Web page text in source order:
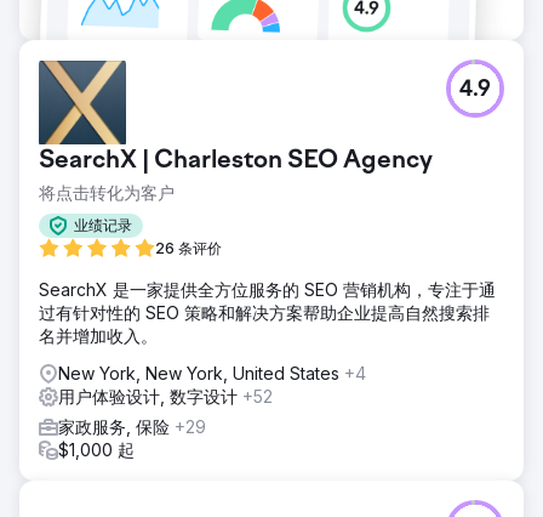
SearchX | Charleston SEO Agency
将点击转化为客户
业绩记录
26 条评价
4.9
SearchX 是一家提供全方位服务的 SEO 营销机构，专注于通
过有针对性的 SEO 策略和解决方案帮助企业提高自然搜索排
名并增加收入。
New York, New York, United States +4
用户体验设计, 数字设计 +52
家政服务, 保险 +29
$1,000 起